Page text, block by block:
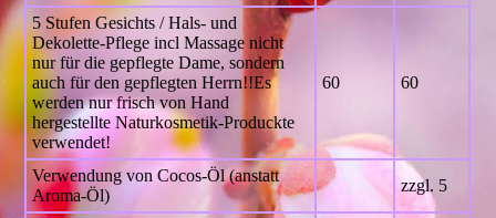
5 Stufen Gesichts / Hals- und
Dekolette-Pflege incl Massage nicht
nur für die gepflegte Dame, sondern
auch für den gepflegten Herrn!!Es
werden nur frisch von Hand
hergestellte Naturkosmetik-Produckte
verwendet!
60 60
Verwendung von Cocos-Öl (anstatt
Aroma-Öl)
zzgl. 5